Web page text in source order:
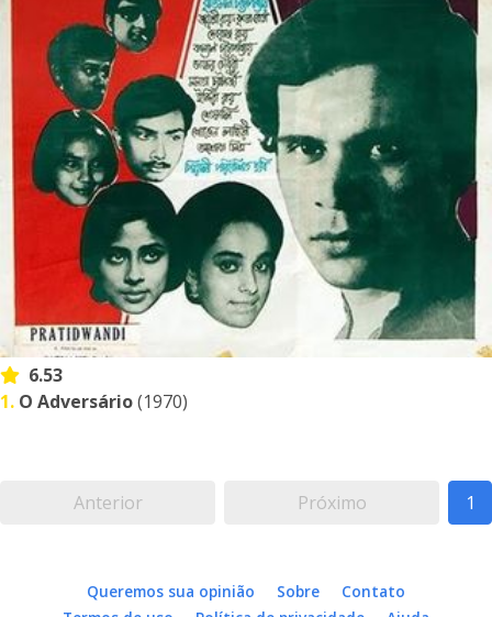
6.53
1. O Adversário(1970)
Anterior Próximo 1
Queremos sua opinião Sobre
Contato